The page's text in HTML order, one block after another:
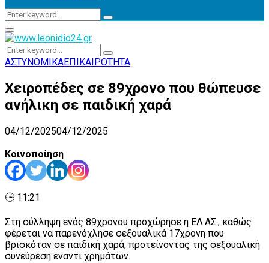
Search
Search
Primary
Menu
Search
for:
Search
ΑΣΤΥΝΟΜΙΚΑΕΠΙΚΑΙΡΟΤΗΤΑ
Χειροπέδες σε 89χρονο που θώπευσε
ανήλικη σε παιδική χαρά
04/12/202504/12/2025
Κοινοποίηση
🕒 11:21
Στη σύλληψη ενός 89χρονου προχώρησε η ΕΛ.ΑΣ., καθώς
φέρεται να παρενόχλησε σεξουαλικά 17χρονη που
βρισκόταν σε παιδική χαρά, προτείνοντας της σεξουαλική
συνεύρεση έναντι χρημάτων.